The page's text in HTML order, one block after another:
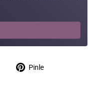
X'te
Pinle